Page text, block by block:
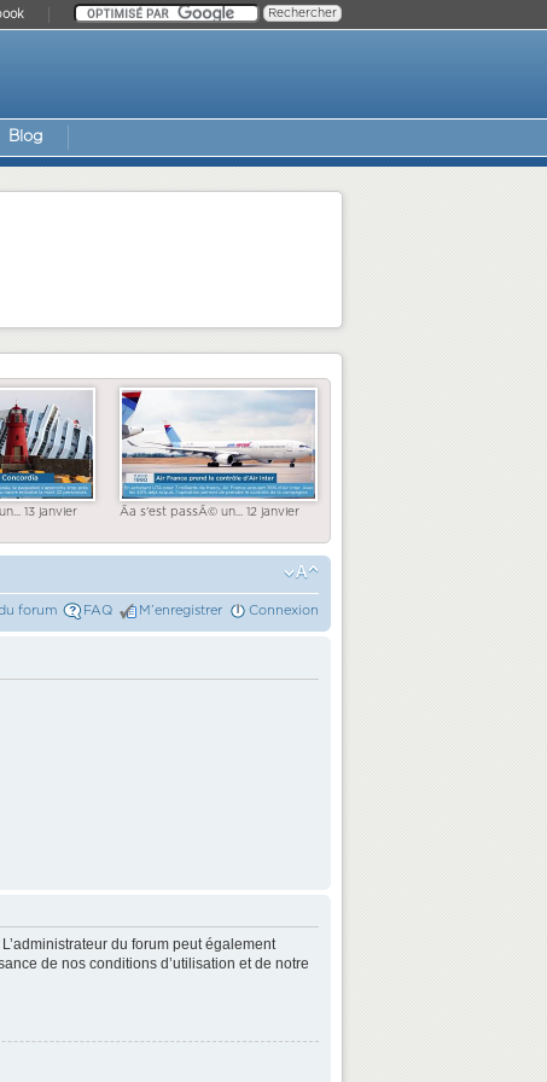
Blog
13 janvier Ãa s'est passÃ© un... 12 janvier
forum FAQ M’enregistrer Connexion
du forum peut également
de nos conditions d’utilisation et de notre